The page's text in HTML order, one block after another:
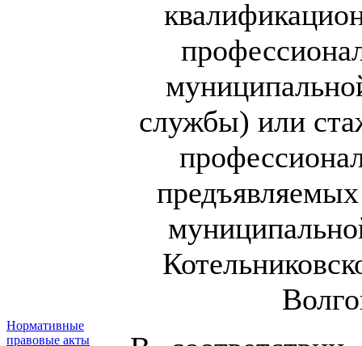
Нормативные
правовые акты
службы) или